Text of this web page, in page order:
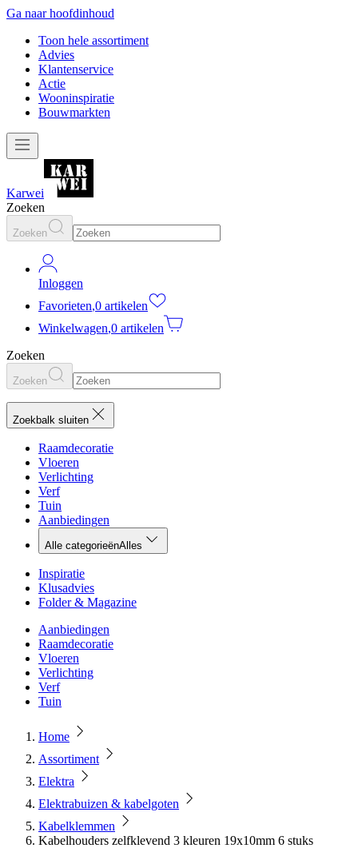
Ga naar hoofdinhoud
Toon hele assortiment
Advies
Klantenservice
Actie
Wooninspiratie
Bouwmarkten
Karwei
Zoeken
Zoeken
Inloggen
Favorieten,0 artikelen
Winkelwagen,0 artikelen
Zoeken
Zoeken
Zoekbalk sluiten
Raamdecoratie
Vloeren
Verlichting
Verf
Tuin
Aanbiedingen
Alle categorieënAlles
Inspiratie
Klusadvies
Folder & Magazine
Aanbiedingen
Raamdecoratie
Vloeren
Verlichting
Verf
Tuin
Home
Assortiment
Elektra
Elektrabuizen & kabelgoten
Kabelklemmen
Kabelhouders zelfklevend 3 kleuren 19x10mm 6 stuks